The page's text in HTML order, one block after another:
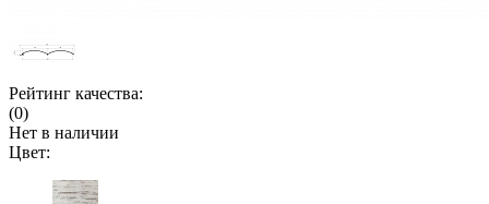
Рейтинг качества:
(0)
Нет в наличии
Цвет: